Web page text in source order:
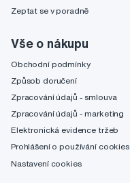
Zeptat se v poradně
Vše o nákupu
Obchodní podmínky
Způsob doručení
Zpracování údajů - smlouva
Zpracování údajů - marketing
Elektronická evidence tržeb
Prohlášení o používání cookies
Nastavení cookies